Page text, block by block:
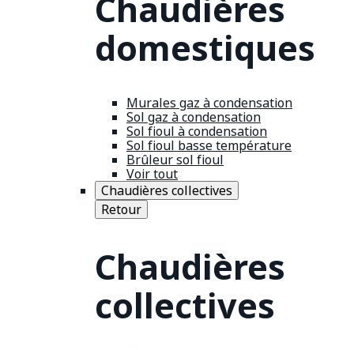
domestiques
Murales gaz à condensation
Sol gaz à condensation
Sol fioul à condensation
Sol fioul basse température
Brûleur sol fioul
Voir tout
Chaudières collectives
Retour
Chaudières
collectives